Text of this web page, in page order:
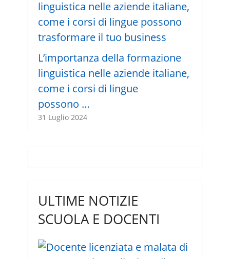
L’importanza della formazione
linguistica nelle aziende italiane,
come i corsi di lingue
possono …
31 Luglio 2024
ULTIME NOTIZIE
SCUOLA E DOCENTI